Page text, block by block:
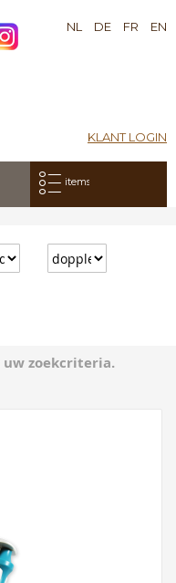
KLANT LOGIN
NL DE FR EN
Mijn bestelling:
items
zoekcriteria.